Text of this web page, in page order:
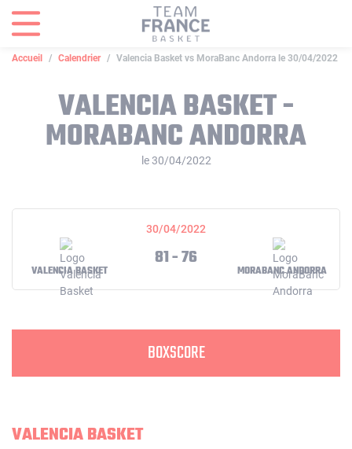
Accueil Calendrier Valencia Basket vs MoraBanc Andorra le 30/04/2022
VALENCIA BASKET -
MORABANC ANDORRA
le 30/04/2022
30/04/2022
VALENCIA BASKET
81 - 76
MORABANC ANDORRA
BOXSCORE
VALENCIA BASKET
Panneau de gestion des cookies